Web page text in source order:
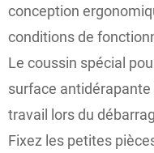
conception
conditions de
Le coussin spécial
surface
travail lors du
Fixez les petites